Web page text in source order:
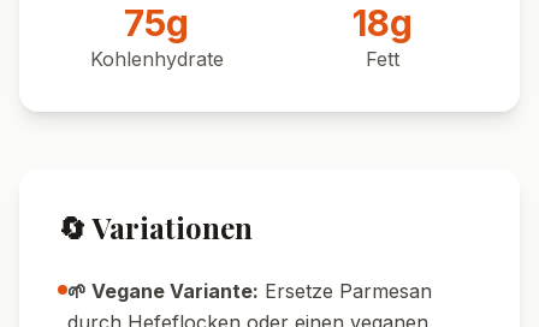
75g
Kohlenhydrate
18g
Fett
🔄 Variationen
🌱 Vegane Variante: Ersetze Parmesan
durch Hefeflocken oder einen veganen